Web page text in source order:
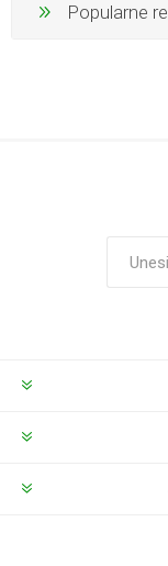
Popularne